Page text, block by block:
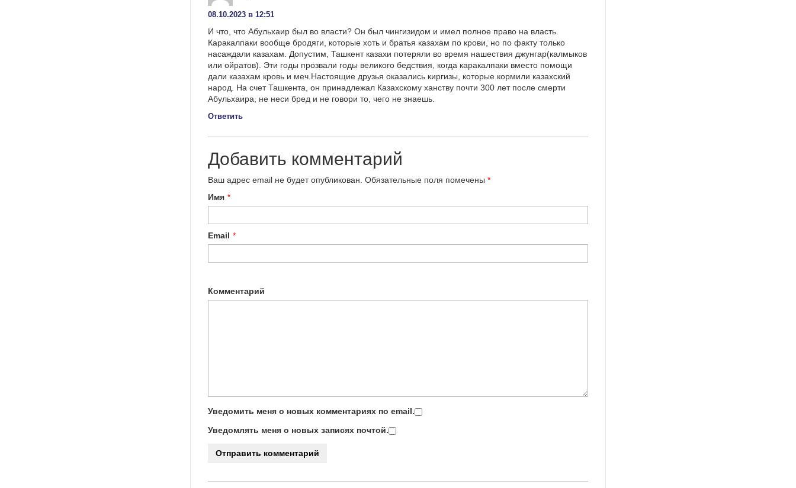
08.10.2023 в 12:51
И что, что Абульхаир был во власти? Он был чингизидом и имел полное право на власть.
Каракалпаки вообще бродяги, которые хоть и братья казахам по крови, но по факту только
насаждали казахам. Допустим, Ташкент казахи потеряли во время нашествия джунгар(калмыков
или ойратов). Эти годы прозвали годы великого бедствия, когда каракалпаки вместо помощи
дали казахам кровь и меч.Настоящие друзья оказались киргизы, которые кормили казахский
народ. На счет Ташкента, он принадлежал Казахскому ханству почти 300 лет после смерти
Абульхаира, не неси бред и не говори то, чего не знаешь.
Ответить
Добавить комментарий
Ваш адрес email не будет опубликован. Обязательные поля помечены *
Имя *
Email *
Комментарий
Уведомить меня о новых комментариях по email.
Уведомлять меня о новых записях почтой.